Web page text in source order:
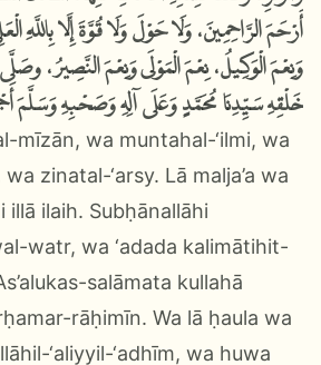
أَرْحَمَ الرَّاحِمِينَ، وَلَا حَوْلَ وَلَا قُوَّةَ إِلَّا بِاللَّهِ
وَنِعْمَ الْوَكِيلُ، نِعْمَ الْمَوْلَى وَنِعْمَ النَّصِيرُ، وصَلَّى
خَلْقِهِ سَيِّدِنَا مُحَمَّدٍ وَعَلَى آلِهِ وَصَحْبِهِ وَسَلَّمَ
mīzān, wa muntahal-‘ilmi, wa
zinatal-‘arsy. Lā malja’a wa
illā ilaih. Subḥānallāhi
watr, wa ‘adada kalimātihit-
salāmata kullahā
rāḥimīn. Wa lā ḥaula wa
‘aliyyil-‘adhīm, wa huwa